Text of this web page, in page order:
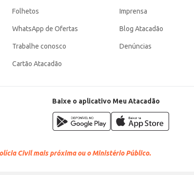
Folhetos
WhatsApp de Ofertas
Trabalhe conosco
Cartão Atacadão
Imprensa
Blog Atacadão
Denúncias
Baixe o aplicativo Meu Atacadão
Civil mais próxima ou o Ministério Público.